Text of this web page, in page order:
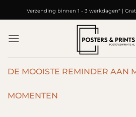
naar
Verzending binnen 1 - 3 werkdagen* |
DE MOOISTE REMINDER AAN
MOMENTEN